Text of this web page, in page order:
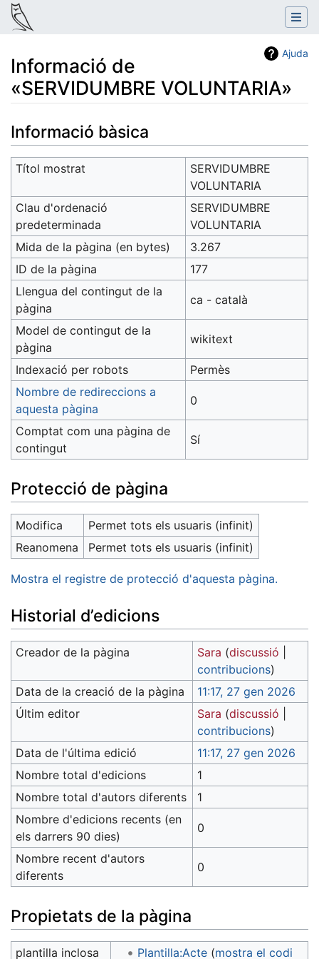
Ajuda
Informació de
«SERVIDUMBRE VOLUNTARIA»
Salta a: navegació ,cerca
Informació bàsica
Títol mostrat
SERVIDUMBRE
VOLUNTARIA
Clau d'ordenació
predeterminada
SERVIDUMBRE
VOLUNTARIA
Mida de la pàgina (en bytes)
3.267
ID de la pàgina
177
Llengua del contingut de la
pàgina
ca - català
Model de contingut de la
pàgina
wikitext
Indexació per robots
Permès
Nombre de redireccions a
aquesta pàgina
0
Comptat com una pàgina de
contingut
Sí
Protecció de pàgina
Modifica
Permet tots els usuaris (infinit)
Reanomena
Permet tots els usuaris (infinit)
Mostra el registre de protecció d'aquesta pàgina.
Historial d’edicions
Creador de la pàgina Sara (discussió
contribucions)
Data de la creació de la pàgina
11:17, 27 gen 2026
Últim editor
Sara (discussió
contribucions)
Data de l'última edició
11:17, 27 gen 2026
Nombre total d'edicions
1
Nombre total d'autors diferents
1
Nombre d'edicions recents (en
els darrers 90 dies)
0
Nombre recent d'autors
diferents
0
Propietats de la pàgina
plantilla inclosa Plantilla:Acte(mostra el codi